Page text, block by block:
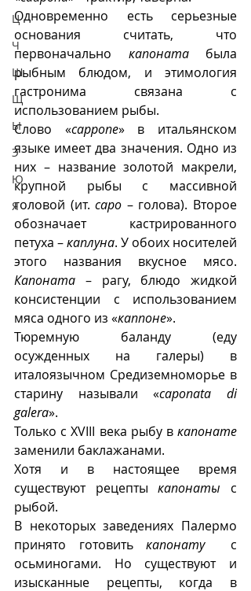
Ц
Ч
Ш
Щ
Ы
Э
Ю
Я
Одновременно есть серьезные
основания считать, что
первоначально капоната была
рыбным блюдом, и этимология
гастронима связана с
использованием рыбы.
Слово «cappone» в итальянском
языке имеет два значения. Одно из
них – название золотой макрели,
крупной рыбы с массивной
головой (ит. capo – голова). Второе
обозначает кастрированного
петуха – каплуна. У обоих носителей
Капоната – рагу, блюдо жидкой
консистенции с использованием
мяса одного из «каппоне».
Тюремную баланду (еду
осужденных на галеры) в
италоязычном Средиземноморье в
старину называли «caponata di
galera».
Только с XVIII века рыбу в капонате
заменили баклажанами.
Хотя и в настоящее время
существуют рецепты капонаты с
рыбой.
В некоторых заведениях Палермо
принято готовить капонату
  с
осьминогами. Но существуют и